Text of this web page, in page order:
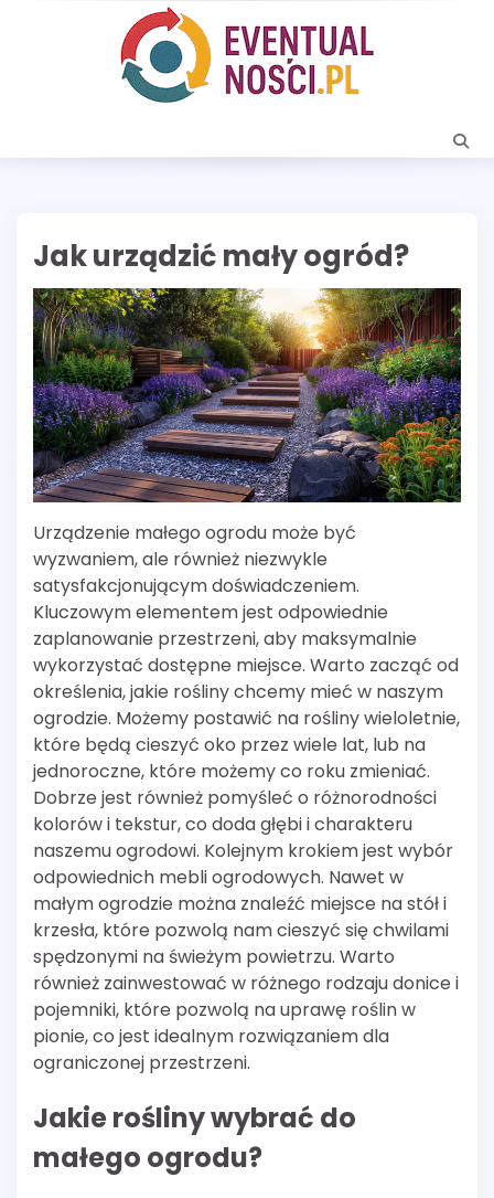
Jak urządzić mały ogród?
Urządzenie małego ogrodu może być
wyzwaniem, ale również niezwykle
satysfakcjonującym doświadczeniem.
Kluczowym elementem jest odpowiednie
zaplanowanie przestrzeni, aby maksymalnie
wykorzystać dostępne miejsce. Warto zacząć od
określenia, jakie rośliny chcemy mieć w naszym
ogrodzie. Możemy postawić na rośliny wieloletnie,
które będą cieszyć oko przez wiele lat, lub na
jednoroczne, które możemy co roku zmieniać.
Dobrze jest również pomyśleć o różnorodności
kolorów i tekstur, co doda głębi i charakteru
naszemu ogrodowi. Kolejnym krokiem jest wybór
odpowiednich mebli ogrodowych. Nawet w
małym ogrodzie można znaleźć miejsce na stół i
krzesła, które pozwolą nam cieszyć się chwilami
spędzonymi na świeżym powietrzu. Warto
również zainwestować w różnego rodzaju donice i
pojemniki, które pozwolą na uprawę roślin w
pionie, co jest idealnym rozwiązaniem dla
ograniczonej przestrzeni.
Jakie rośliny wybrać do
małego ogrodu?